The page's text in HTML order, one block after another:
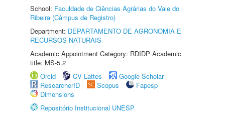
School: Faculdade de Ciências Agrárias do Vale do
Ribeira (Câmpus de Registro)
Department: DEPARTAMENTO DE AGRONOMIA E
RECURSOS NATURAIS
Academic Appointment Category: RDIDP Academic
title: MS-5.2
Orcid
CV Lattes
Google Scholar
ResearcherID
Scopus
Fapesp
Dimensions
Repositório Institucional UNESP